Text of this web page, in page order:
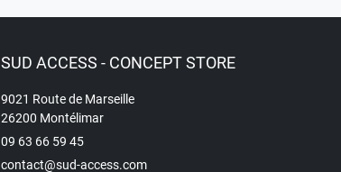
SUD ACCESS - CONCEPT STORE
9021 Route de Marseille
26200 Montélimar
09 63 66 59 45
contact@sud-access.com